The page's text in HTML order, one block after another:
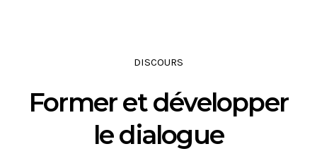
DISCOURS
Former et développer
le dialogue